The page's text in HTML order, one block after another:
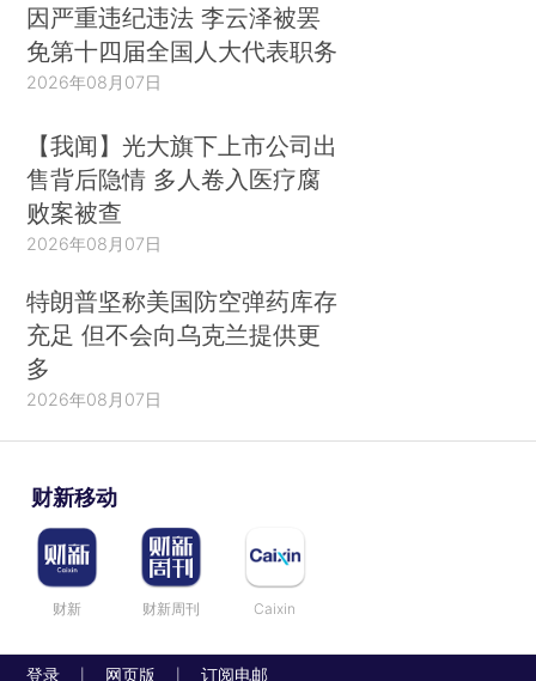
因严重违纪违法 李云泽被罢
免第十四届全国人大代表职务
2026年08月07日
【我闻】光大旗下上市公司出
售背后隐情 多人卷入医疗腐
败案被查
2026年08月07日
特朗普坚称美国防空弹药库存
充足 但不会向乌克兰提供更
多
2026年08月07日
财新移动
财新 财新周刊 Caixin
登录 网页版 订阅电邮